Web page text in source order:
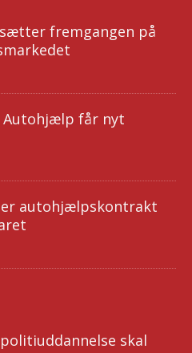
fremgangen på
Autohjælp får nyt
autohjælpskontrakt
skal